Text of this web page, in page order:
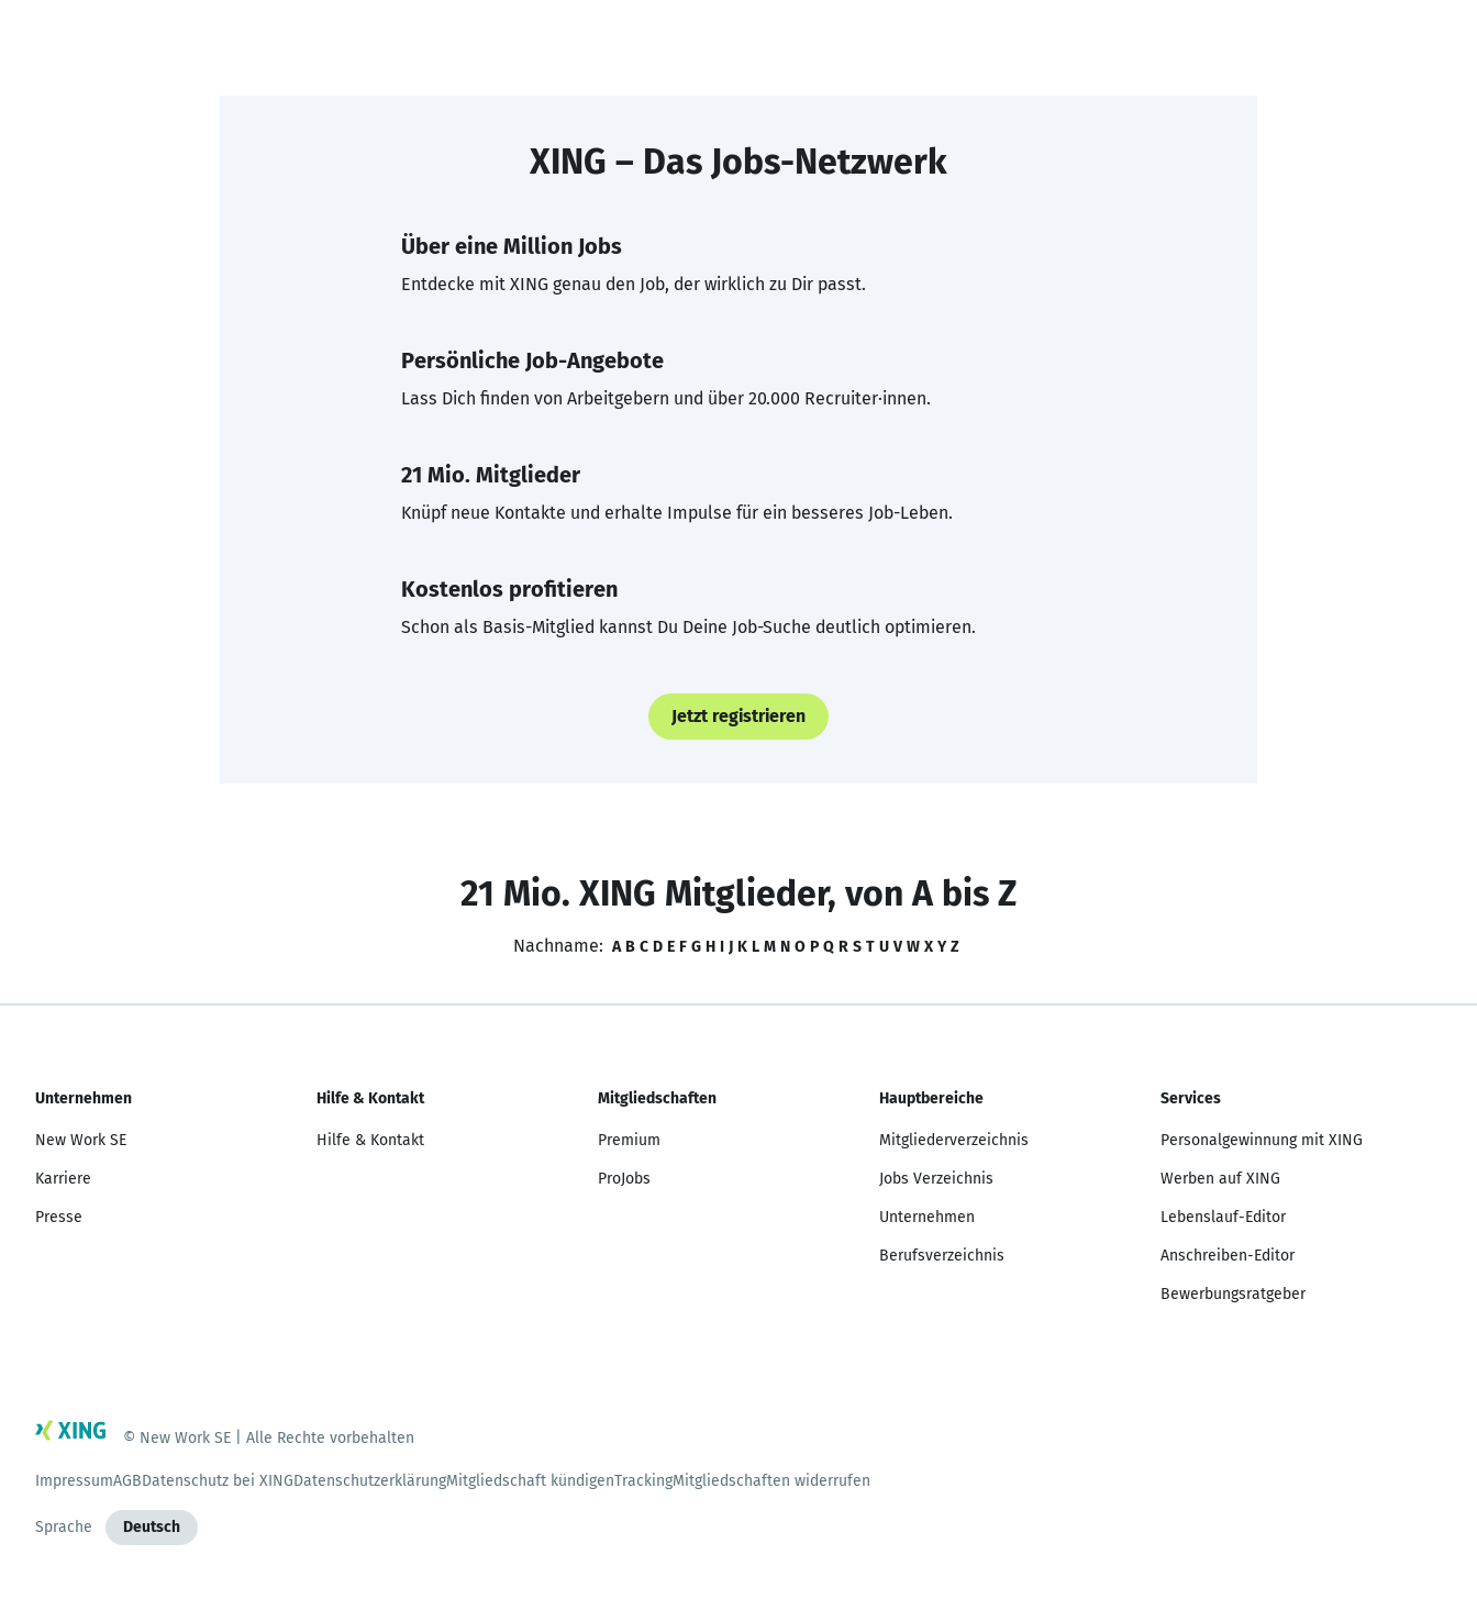
XING – Das Jobs-Netzwerk
Über eine Million Jobs
Entdecke mit XING genau den Job, der wirklich zu Dir passt.
Persönliche Job-Angebote
Lass Dich finden von Arbeitgebern und über 20.000 Recruiter·innen.
21 Mio. Mitglieder
Knüpf neue Kontakte und erhalte Impulse für ein besseres Job-Leben.
Kostenlos profitieren
Schon als Basis-Mitglied kannst Du Deine Job-Suche deutlich optimieren.
Jetzt registrieren
21 Mio. XING Mitglieder, von A bis Z
Nachname: A B C D E F G H I J K L M N O P Q R S T U V W X Y Z
Unternehmen
New Work SE
Karriere
Presse
Hilfe & Kontakt
Hilfe & Kontakt
Mitgliedschaften
Premium
ProJobs
Hauptbereiche
Mitgliederverzeichnis
Jobs Verzeichnis
Unternehmen
Berufsverzeichnis
Services
Personalgewinnung mit XING
Werben auf XING
Lebenslauf-Editor
Anschreiben-Editor
Bewerbungsratgeber
© New Work SE | Alle Rechte vorbehalten
ImpressumAGBDatenschutz bei XINGDatenschutzerklärungMitgliedschaft kündigenTrackingMitgliedschaften widerrufen
Sprache Deutsch